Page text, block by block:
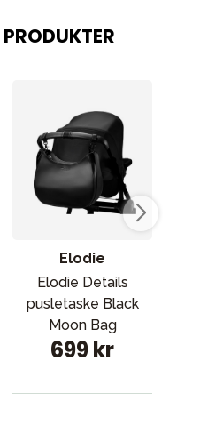
PRODUKTER
Elodie
Elodie Details
pusletaske Black
Moon Bag
699 kr